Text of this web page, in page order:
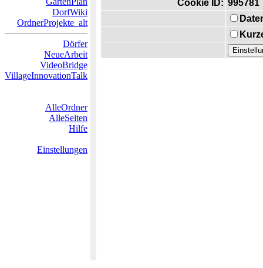
DorfWiki
OrdnerProjekte_alt
Dörfer
NeueArbeit
VideoBridge
VillageInnovationTalk
AlleOrdner
AlleSeiten
Hilfe
Einstellungen
Cookie ID: 995781